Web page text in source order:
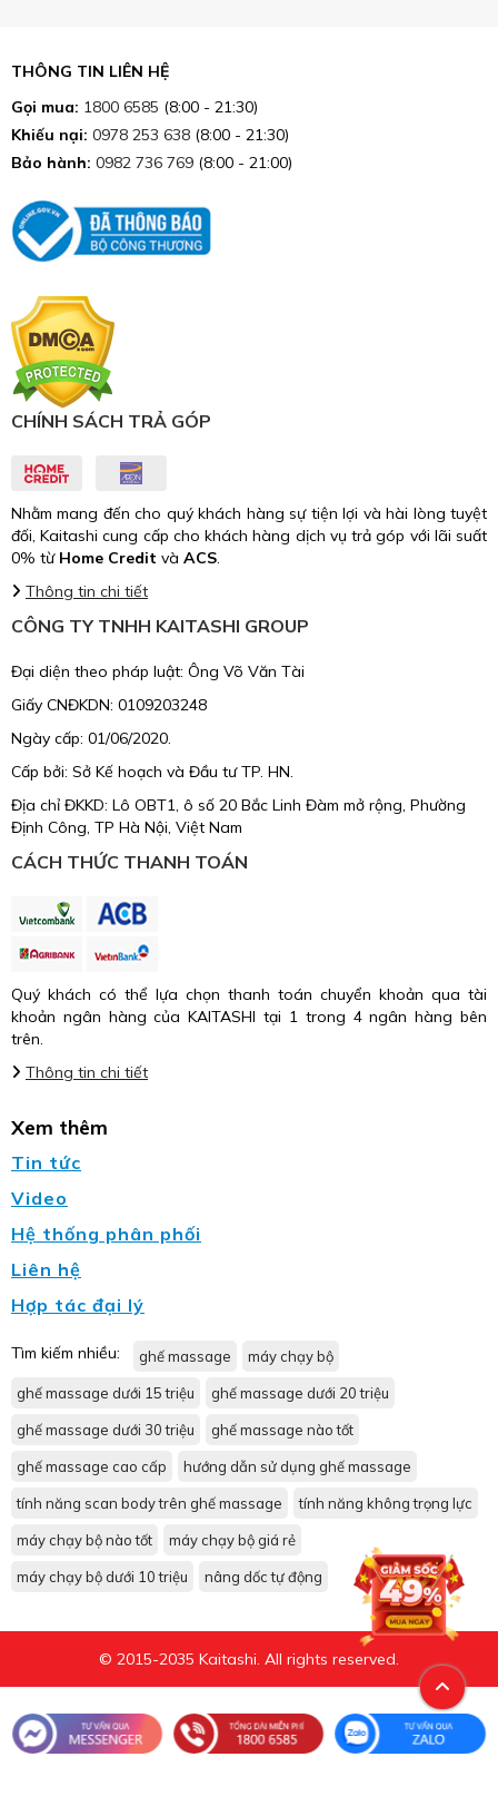
THÔNG TIN LIÊN HỆ
Gọi mua: 1800 6585 (8:00 - 21:30)
Khiếu nại: 0978 253 638 (8:00 - 21:30)
Bảo hành: 0982 736 769 (8:00 - 21:00)
CHÍNH SÁCH TRẢ GÓP
Nhằm mang đến cho quý khách hàng sự tiện lợi và hài lòng tuyệt
đối, Kaitashi cung cấp cho khách hàng dịch vụ trả góp với lãi suất
0% từ Home Credit và ACS
Thông tin chi tiết
CÔNG TY TNHH KAITASHI GROUP
Đại diện theo pháp luật: Ông Võ Văn Tài
Giấy CNĐKDN: 0109203248
Ngày cấp: 01/06/2020.
Cấp bởi: Sở Kế hoạch và Đầu tư TP. HN.
Địa chỉ ĐKKD: Lô OBT1, ô số 20 Bắc Linh Đàm mở rộng, Phường
Định Công, TP Hà Nội, Việt Nam
CÁCH THỨC THANH TOÁN
Quý khách có thể lựa chọn thanh toán chuyển khoản qua tài
khoản ngân hàng của KAITASHI tại 1 trong 4 ngân hàng bên
trên.
Thông tin chi tiết
Xem thêm
Tin tức
Video
Hệ thống phân phối
Liên hệ
Hợp tác đại lý
Tìm kiếm nhiều: ghế massage máy chạy bộ
ghế massage dưới 15 triệu ghế massage dưới 20 triệu
ghế massage dưới 30 triệu ghế massage nào tốt
ghế massage cao cấp hướng dẫn sử dụng ghế massage
tính năng scan body trên ghế massage tính năng không trọng lực
máy chạy bộ nào tốt máy chạy bộ giá rẻ
máy chạy bộ dưới 10 triệu nâng dốc tự động
© 2015-2035 Kaitashi. All rights reserved.